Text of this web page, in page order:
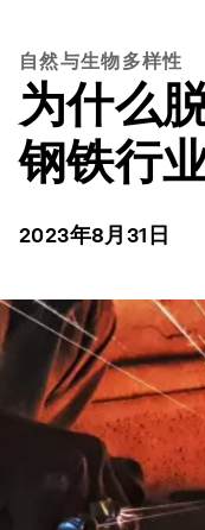
自然与生物多样性
为什么
钢铁行
2023年8月31日